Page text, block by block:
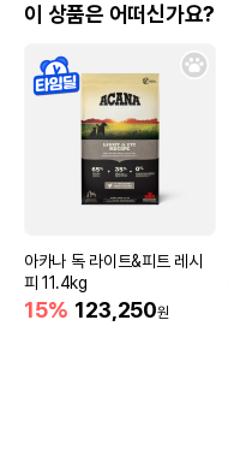
이 상품은 어떠신가요?
아카나 독 라이트&피트 레시
피 11.4kg
15% 123,250원